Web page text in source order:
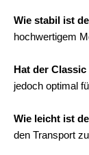
Wie stabil ist
hochwertigem
Hat der
jedoch optimal
Wie leicht ist
den Transport